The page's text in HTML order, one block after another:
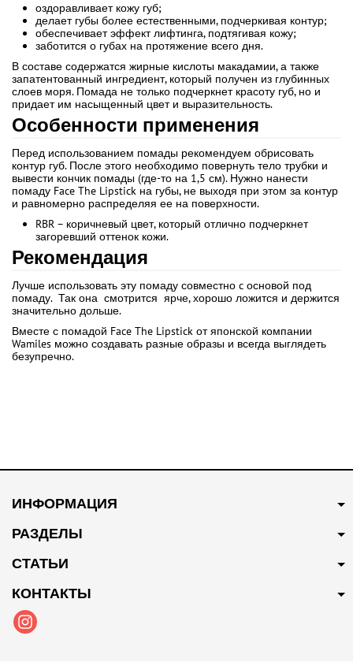
оздоравливает кожу губ;
делает губы более естественными, подчеркивая контур;
обеспечивает эффект лифтинга, подтягивая кожу;
заботится о губах на протяжение всего дня.
В составе содержатся жирные кислоты макадамии, а также
запатентованный ингредиент, который получен из глубинных
слоев моря. Помада не только подчеркнет красоту губ, но и
придает им насыщенный цвет и выразительность.
Особенности применения
Перед использованием помады рекомендуем обрисовать
контур губ. После этого необходимо повернуть тело трубки и
вывести кончик помады (где-то на 1,5 см). Нужно нанести
помаду Face The Lipstick на губы, не выходя при этом за контур
и равномерно распределяя ее на поверхности.
RBR – коричневый цвет, который отлично подчеркнет
загоревший оттенок кожи.
Рекомендация
Лучше использовать эту помаду совместно c основой под
помаду. Так она смотрится ярче, хорошо ложится и держится
значительно дольше.
Вместе с помадой Face The Lipstick от японской компании
Wamiles можно создавать разные образы и всегда выглядеть
безупречно.
ИНФОРМАЦИЯ
РАЗДЕЛЫ
СТАТЬИ
КОНТАКТЫ